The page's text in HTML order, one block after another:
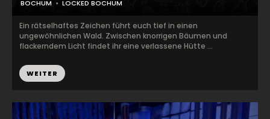
BOCHUM LOCKED BOCHUM
Ein rätselhaftes Zeichen führt euch tief in einen
ungewöhnlichen Wald. Zwischen knorrigen Bäumen und
flackerndem Licht findet ihr eine verlassene Hütte ...
WEITER